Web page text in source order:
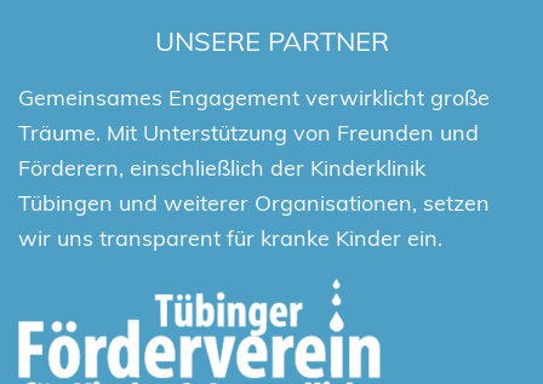
UNSERE PARTNER
Gemeinsames Engagement verwirklicht große
Träume. Mit Unterstützung von Freunden und
Förderern, einschließlich der Kinderklinik
Tübingen und weiterer Organisationen, setzen
wir uns transparent für kranke Kinder ein.